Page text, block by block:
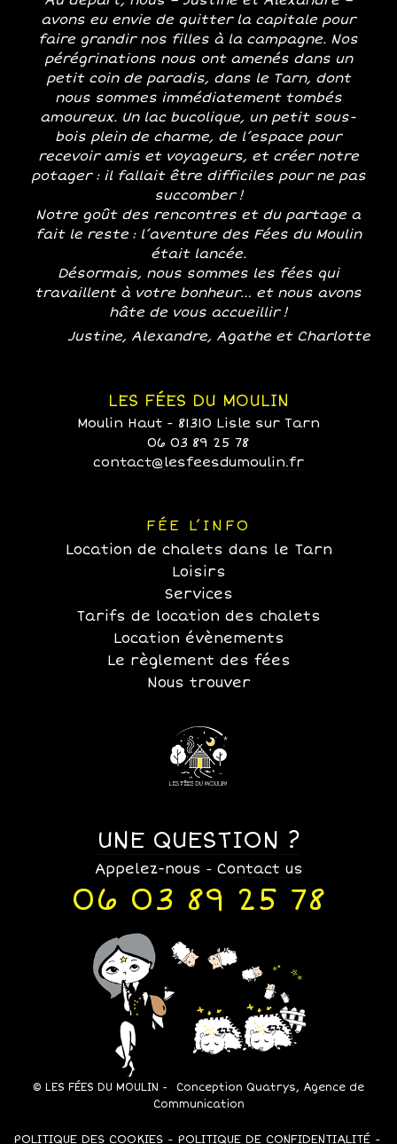
avons eu envie de quitter la capitale pour
faire grandir nos filles à la campagne. Nos
pérégrinations nous ont amenés dans un
petit coin de paradis, dans le Tarn, dont
nous sommes immédiatement tombés
amoureux. Un lac bucolique, un petit sous-
bois plein de charme, de l’espace pour
recevoir amis et voyageurs, et créer notre
potager : il fallait être difficiles pour ne pas
succomber !
Notre goût des rencontres et du partage a
fait le reste : l’aventure des Fées du Moulin
était lancée.
Désormais, nous sommes les fées qui
travaillent à votre bonheur… et nous avons
hâte de vous accueillir !
Justine, Alexandre, Agathe et Charlotte
LES FÉES DU MOULIN
Moulin Haut - 81310 Lisle sur Tarn
06 03 89 25 78
contact@lesfeesdumoulin.fr
FÉE L’INFO
Location de chalets dans le Tarn
Loisirs
Services
Tarifs de location des chalets
Location évènements
Le règlement des fées
Nous trouver
UNE QUESTION ?
Appelez-nous - Contact us
06 03 89 25 78
© LES FÉES DU MOULIN -
Conception Quatrys, Agence de
Communication
POLITIQUE DES COOKIES POLITIQUE DE CONFIDENTIALITÉ